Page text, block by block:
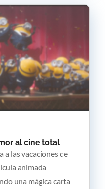
al cine total
a las vacaciones de
animada
una mágica carta